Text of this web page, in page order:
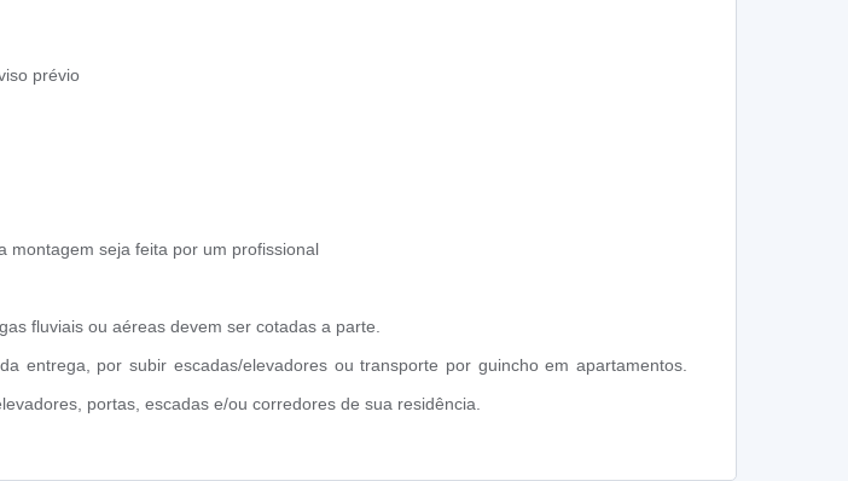
prévio
montagem seja feita por um profissional
fluviais ou aéreas devem ser cotadas a parte.
entrega, por subir escadas/elevadores ou transporte por guincho em apartamentos.
portas, escadas e/ou corredores de sua residência.